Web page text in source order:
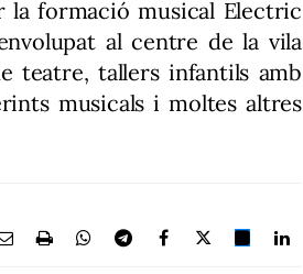
formació musical Electric
al centre de la vila
teatre, tallers infantils amb
musicals i moltes altres